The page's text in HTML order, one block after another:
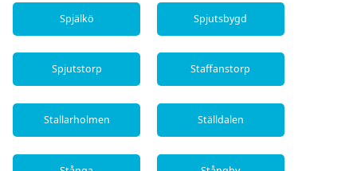
Spjälkö Spjutsbygd
Spjutstorp Staffanstorp
Stallarholmen Ställdalen